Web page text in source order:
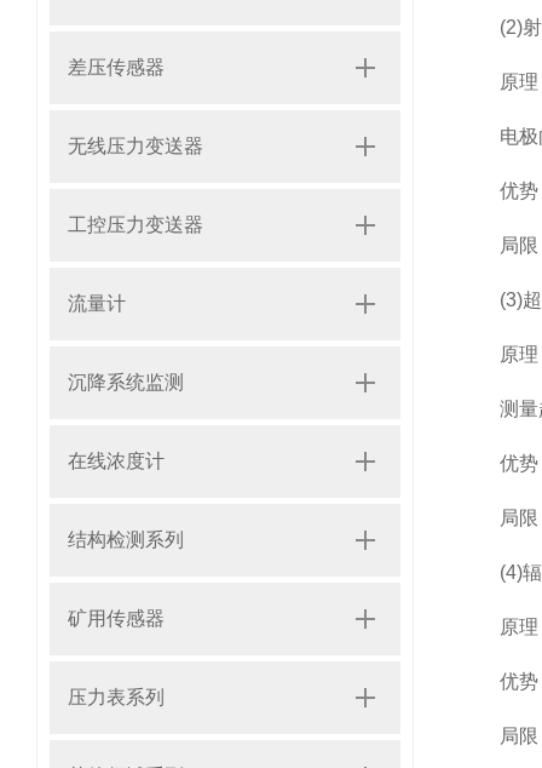
差压传感器
无线压力变送器
工控压力变送器
流量计
沉降系统监测
在线浓度计
结构检测系列
矿用传感器
压力表系列
(2)射
原理：
电极向
优势：
局限：
(3)超
原理：
测量超
优势：
局限：
(4)辐
原理：
优势：
局限：